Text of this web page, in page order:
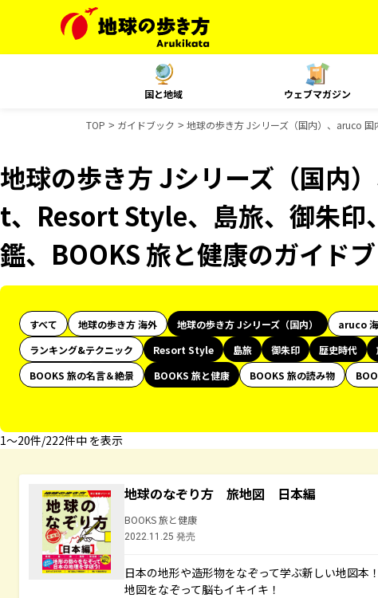
国と地域 ウェブマガジン
TOP ガイドブック 地球の歩き方 Jシリーズ（国内）、aruco
地球の歩き方 Jシリーズ（国内
t、Resort Style、島旅、御朱印
鑑、BOOKS 旅と健康のガイド
すべて 地球の歩き方 海外 地球の歩き方 Jシリーズ（国内） aruco
ランキング&テクニック
Resort Style 島旅 御朱印 歴史時代
BOOKS 旅の名言＆絶景
BOOKS 旅と健康 BOOKS 旅の読み物
1〜20件/222件中 を表示
地球のなぞり方 旅地図 日本編
BOOKS 旅と健康
2022.11.25 発売
日本の地形や造形物をなぞって学ぶ新しい地図本
地図をなぞって脳もイキイキ！